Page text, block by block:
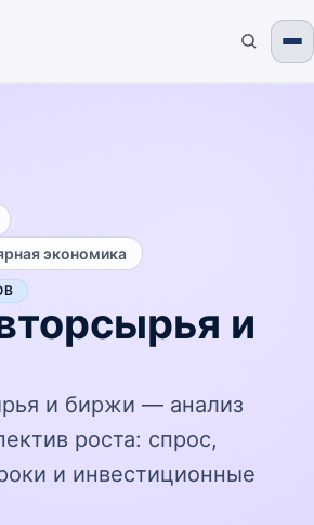
экономика
и
и биржи — анализ
роста: спрос,
и инвестиционные